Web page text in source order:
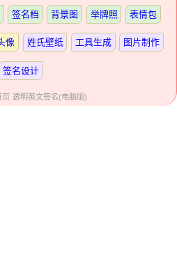
签名档 背景图 举牌照 表情包
像 姓氏壁纸 工具生成 图片制作
签名设计
页 透明英文签名(电脑版)